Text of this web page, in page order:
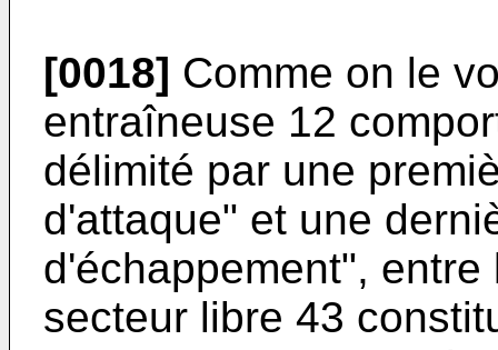
[0018] Comme on le
entraîneuse 12
délimité par une
d'attaque" et une
d'échappement",
secteur libre 43